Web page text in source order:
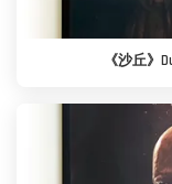
《沙丘》